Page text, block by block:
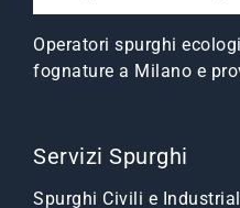
Operatori spurghi
fognature a Milano e
Servizi Spurghi
Spurghi Civili e